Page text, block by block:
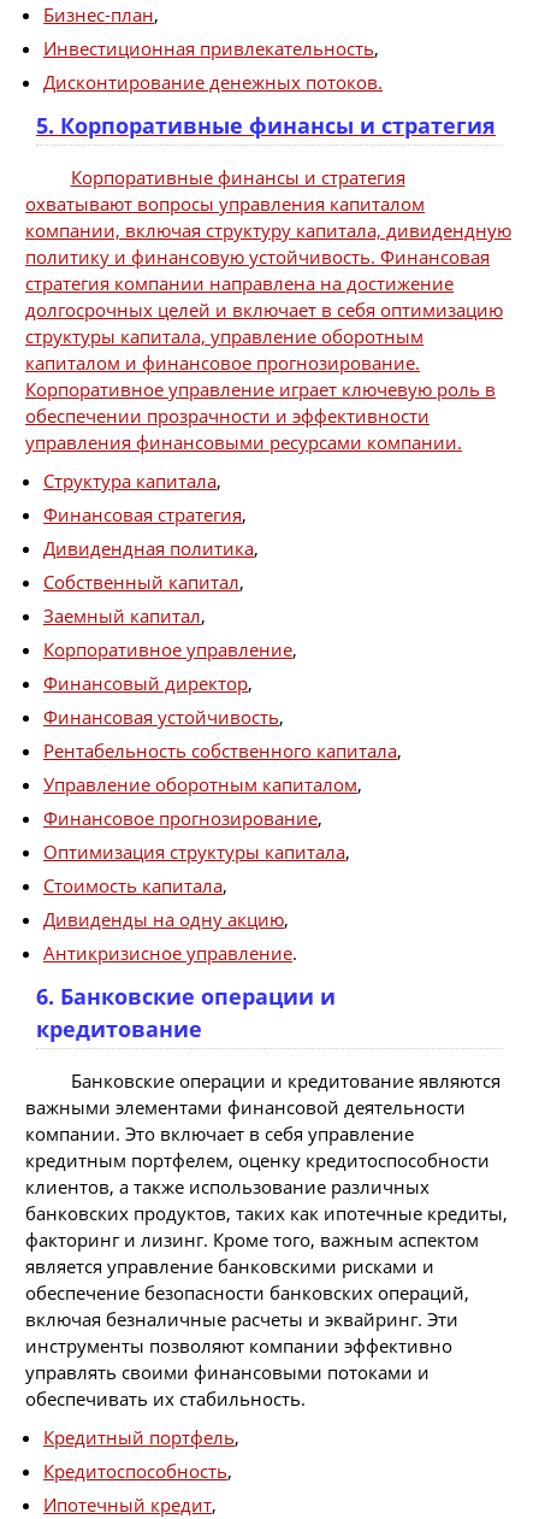
Бизнес-план,
Инвестиционная привлекательность,
Дисконтирование денежных потоков.
5. Корпоративные финансы и стратегия
Корпоративные финансы и стратегия
охватывают вопросы управления капиталом
компании, включая структуру капитала, дивидендную
политику и финансовую устойчивость. Финансовая
стратегия компании направлена на достижение
долгосрочных целей и включает в себя оптимизацию
структуры капитала, управление оборотным
капиталом и финансовое прогнозирование.
Корпоративное управление играет ключевую роль в
обеспечении прозрачности и эффективности
управления финансовыми ресурсами компании.
Структура капитала,
Финансовая стратегия,
Дивидендная политика,
Собственный капитал,
Заемный капитал,
Корпоративное управление,
Финансовый директор,
Финансовая устойчивость,
Рентабельность собственного капитала,
Управление оборотным капиталом,
Финансовое прогнозирование,
Оптимизация структуры капитала,
Стоимость капитала,
Дивиденды на одну акцию,
Антикризисное управление.
6. Банковские операции и
кредитование
Банковские операции и кредитование являются
важными элементами финансовой деятельности
компании. Это включает в себя управление
кредитным портфелем, оценку кредитоспособности
клиентов, а также использование различных
банковских продуктов, таких как ипотечные кредиты,
факторинг и лизинг. Кроме того, важным аспектом
является управление банковскими рисками и
обеспечение безопасности банковских операций,
включая безналичные расчеты и эквайринг. Эти
инструменты позволяют компании эффективно
управлять своими финансовыми потоками и
обеспечивать их стабильность.
Кредитный портфель,
Кредитоспособность,
Ипотечный кредит,